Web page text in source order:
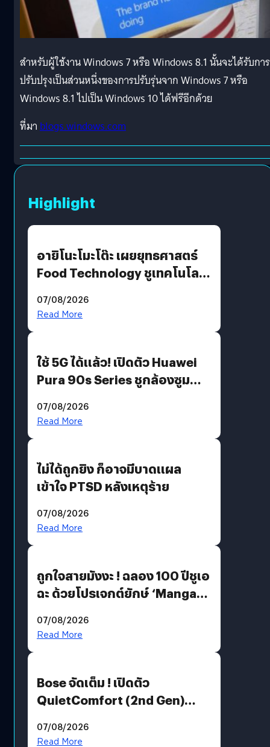
สำหรับผู้ใช้งาน Windows 7 หรือ Windows 8.1 นั้นจะได้รับการ
ปรับปรุงเป็นส่วนหนึ่งของการปรับรุ่นจาก Windows 7 หรือ
Windows 8.1 ไปเป็น Windows 10 ได้ฟรีอีกด้วย
ที่มาblogs.windows.com
Highlight
อายิโนะโมะโต๊ะ เผยยุทธศาสตร์
Food Technology ชูเทคโนโลยี
บริโภคและ B2B
07/08/2026
Read More
ใช้ 5G ได้แล้ว! เปิดตัว Huawei
Pura 90s Series ชูกล้องซูม
07/08/2026
Read More
ไม่ได้ถูกยิง ก็อาจมีบาดแผล
เข้าใจ PTSD หลังเหตุร้าย
07/08/2026
Read More
ถูกใจสายมังงะ ! ฉลอง 100 ปีชูเอ
ฉะ ด้วยโปรเจกต์ยักษ์ ‘Manga
มีภาษาไทยด้วย
07/08/2026
Read More
Bose จัดเต็ม ! เปิดตัว
QuietComfort (2nd Gen)
07/08/2026
Read More